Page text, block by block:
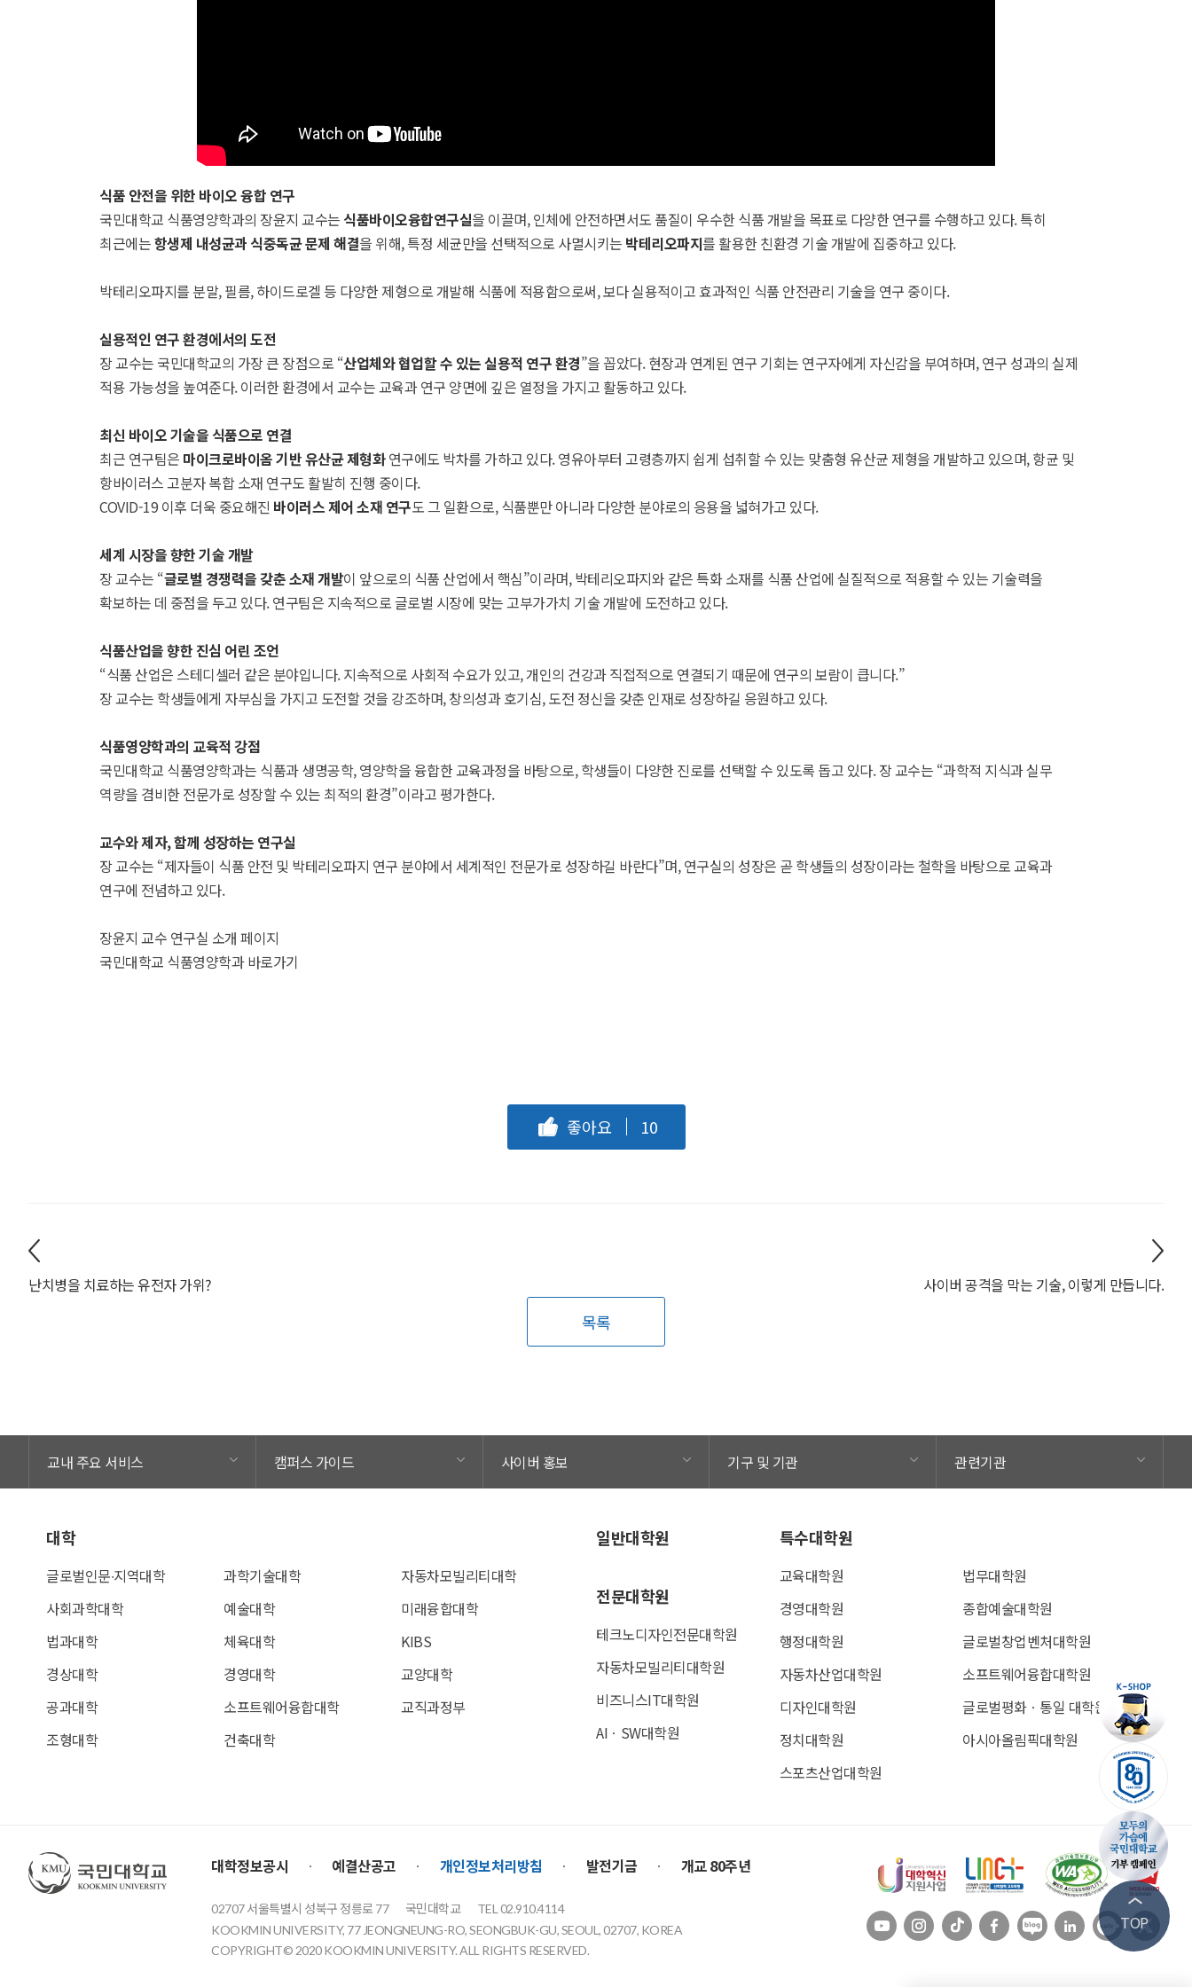
식품 안전을 위한 바이오 융합 연구
국민대학교 식품영양학과의 장윤지 교수는 식품바이오융합연구실을 이끌며, 인체에 안전하면서도 품질이 우수한 식품 개발을 목표로 다양한 연구를 수행하고 있다. 특히
최근에는항생제 내성균과 식중독균 문제 해결을 위해, 특정 세균만을 선택적으로 사멸시키는 박테리오파지를 활용한 친환경 기술 개발에 집중하고 있다.
박테리오파지를 분말, 필름, 하이드로겔 등 다양한 제형으로 개발해 식품에 적용함으로써, 보다 실용적이고 효과적인 식품 안전관리 기술을 연구 중이다.
실용적인 연구 환경에서의 도전
장 교수는 국민대학교의 가장 큰 장점으로 “산업체와 협업할 수 있는 실용적 연구 환경”을 꼽았다. 현장과 연계된 연구 기회는 연구자에게 자신감을 부여하며, 연구 성과의 실제
적용 가능성을 높여준다. 이러한 환경에서 교수는 교육과 연구 양면에 깊은 열정을 가지고 활동하고 있다.
최신 바이오 기술을 식품으로 연결
최근 연구팀은 마이크로바이옴 기반 유산균 제형화연구에도 박차를 가하고 있다. 영유아부터 고령층까지 쉽게 섭취할 수 있는 맞춤형 유산균 제형을 개발하고 있으며, 항균 및
항바이러스 고분자 복합 소재 연구도 활발히 진행 중이다.
COVID-19 이후 더욱 중요해진 바이러스 제어 소재 연구도 그 일환으로, 식품뿐만 아니라 다양한 분야로의 응용을 넓혀가고 있다.
세계 시장을 향한 기술 개발
장 교수는 “글로벌 경쟁력을 갖춘 소재 개발이 앞으로의 식품 산업에서 핵심”이라며, 박테리오파지와 같은 특화 소재를 식품 산업에 실질적으로 적용할 수 있는 기술력을
확보하는 데 중점을 두고 있다. 연구팀은 지속적으로 글로벌 시장에 맞는 고부가가치 기술 개발에 도전하고 있다.
식품산업을 향한 진심 어린 조언
“식품 산업은 스테디셀러 같은 분야입니다. 지속적으로 사회적 수요가 있고, 개인의 건강과 직접적으로 연결되기 때문에 연구의 보람이 큽니다.”
장 교수는 학생들에게 자부심을 가지고 도전할 것을 강조하며, 창의성과 호기심, 도전 정신을 갖춘 인재로 성장하길 응원하고 있다.
식품영양학과의 교육적 강점
국민대학교 식품영양학과는 식품과 생명공학, 영양학을 융합한 교육과정을 바탕으로, 학생들이 다양한 진로를 선택할 수 있도록 돕고 있다. 장 교수는 “과학적 지식과 실무
역량을 겸비한 전문가로 성장할 수 있는 최적의 환경”이라고 평가한다.
교수와 제자, 함께 성장하는 연구실
장 교수는 “제자들이 식품 안전 및 박테리오파지 연구 분야에서 세계적인 전문가로 성장하길 바란다”며, 연구실의 성장은 곧 학생들의 성장이라는 철학을 바탕으로 교육과
연구에 전념하고 있다.
장윤지 교수 연구실 소개 페이지
국민대학교 식품영양학과 바로가기
좋아요 10
난치병을 치료하는 유전자 가위? 사이버 공격을 막는 기술, 이렇게 만듭니다.
목록
TOP
교내 주요 서비스 캠퍼스 가이드 사이버 홍보 기구 및 기관 관련기관
대학
글로벌인문∙지역대학
사회과학대학
법과대학
경상대학
공과대학
조형대학
과학기술대학
예술대학
체육대학
경영대학
소프트웨어융합대학
건축대학
자동차모빌리티대학
미래융합대학
KIBS
교양대학
교직과정부
일반대학원
전문대학원
테크노디자인전문대학원
자동차모빌리티대학원
비즈니스IT대학원
AIㆍSW대학원
특수대학원
교육대학원
경영대학원
행정대학원
자동차산업대학원
디자인대학원
정치대학원
스포츠산업대학원
법무대학원
종합예술대학원
글로벌창업벤처대학원
소프트웨어융합대학원
글로벌평화ㆍ통일 대학원
아시아올림픽대학원
국민대학교 대학정보공시 예결산공고 개인정보처리방침 발전기금 개교 80주년
02707 서울특별시 성북구 정릉로 77 국민대학교
TEL 02.910.4114
KOOKMIN UNIVERSITY, 77 JEONGNEUNG-RO, SEONGBUK-GU, SEOUL, 02707, KOREA
COPYRIGHT© 2020 KOOKMIN UNIVERSITY. ALL RIGHTS RESERVED.
유튜브인스타틱톡 페이스북블로그링크드인카페 트위